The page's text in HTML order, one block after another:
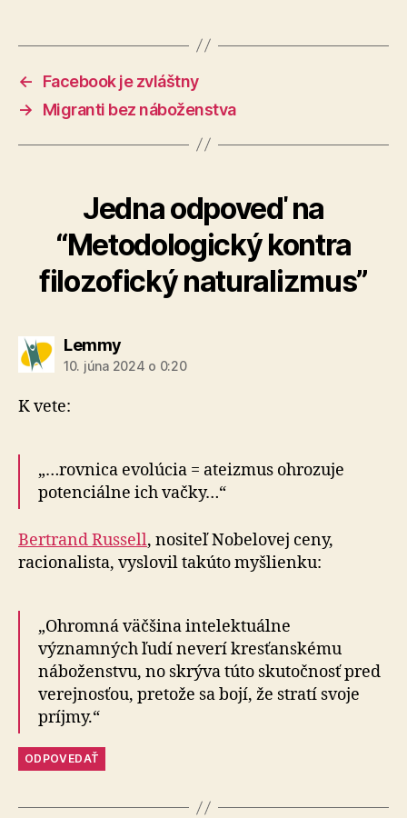
←
Facebook je zvláštny
→
Migranti bez náboženstva
Jedna odpoveď na
“Metodologický kontra
filozofický naturalizmus”
Lemmyhovorí:
10. júna 2024 o 0:20
K vete:
„…rovnica evolúcia = ateizmus ohrozuje
potenciálne ich vačky…“
Bertrand Russell, nositeľ Nobelovej ceny,
racionalista, vyslovil takúto myšlienku:
„Ohromná väčšina intelektuálne
významných ľudí neverí kresťanskému
náboženstvu, no skrýva túto skutočnosť pred
verejnosťou, pretože sa bojí, že stratí svoje
príjmy.“
ODPOVEDAŤ